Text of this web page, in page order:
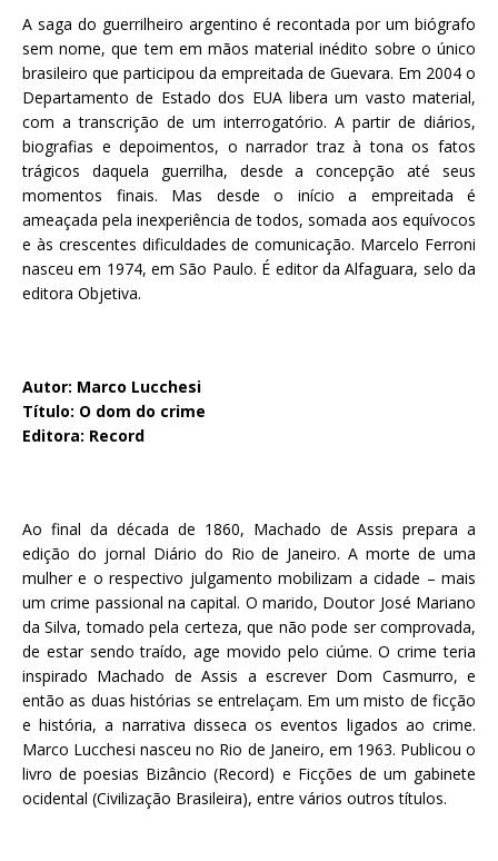
A saga do guerrilheiro argentino é recontada por um biógrafo
sem nome, que tem em mãos material inédito sobre o único
brasileiro que participou da empreitada de Guevara. Em 2004 o
Departamento de Estado dos EUA libera um vasto material,
com a transcrição de um interrogatório. A partir de diários,
biografias e depoimentos, o narrador traz à tona os fatos
trágicos daquela guerrilha, desde a concepção até seus
momentos finais. Mas desde o início a empreitada é
ameaçada pela inexperiência de todos, somada aos equívocos
e às crescentes dificuldades de comunicação. Marcelo Ferroni
nasceu em 1974, em São Paulo. É editor da Alfaguara, selo da
editora Objetiva.
Autor: Marco Lucchesi
Título: O dom do crime
Editora: Record
Ao final da década de 1860, Machado de Assis prepara a
edição do jornal Diário do Rio de Janeiro. A morte de uma
mulher e o respectivo julgamento mobilizam a cidade – mais
um crime passional na capital. O marido, Doutor José Mariano
da Silva, tomado pela certeza, que não pode ser comprovada,
de estar sendo traído, age movido pelo ciúme. O crime teria
inspirado Machado de Assis a escrever Dom Casmurro, e
então as duas histórias se entrelaçam. Em um misto de ficção
e história, a narrativa disseca os eventos ligados ao crime.
Marco Lucchesi nasceu no Rio de Janeiro, em 1963. Publicou o
livro de poesias Bizâncio (Record) e Ficções de um gabinete
ocidental (Civilização Brasileira), entre vários outros títulos.